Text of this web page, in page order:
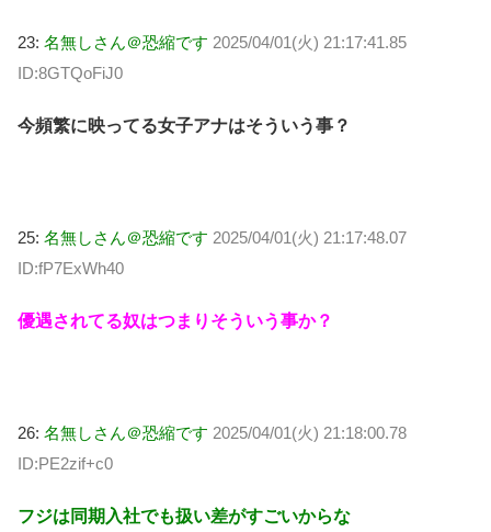
23: 名無しさん＠恐縮です 2025/04/01(火) 21:17:41.85
ID:8GTQoFiJ0
今頻繁に映ってる女子アナはそういう事？
25: 名無しさん＠恐縮です 2025/04/01(火) 21:17:48.07
ID:fP7ExWh40
優遇されてる奴はつまりそういう事か？
26: 名無しさん＠恐縮です 2025/04/01(火) 21:18:00.78
ID:PE2zif+c0
フジは同期入社でも扱い差がすごいからな